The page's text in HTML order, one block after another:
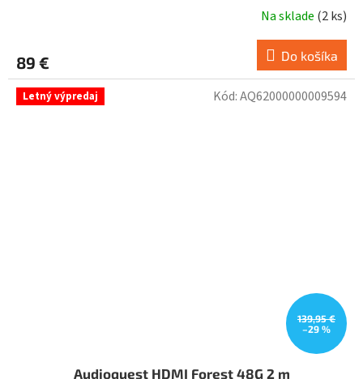
Na sklade (2 ks)
89 € Do košíka
Letný výpredaj
139,95 €
–29 %
Audioquest HDMI Forest 48G 2 m
Kód:AQ62000000009594